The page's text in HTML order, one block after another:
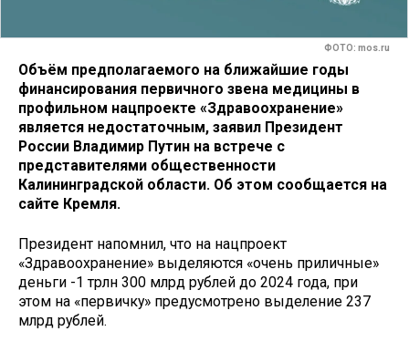
ФОТО: mos.ru
Объём предполагаемого на ближайшие годы
финансирования первичного звена медицины в
профильном нацпроекте «Здравоохранение»
является недостаточным, заявил Президент
России Владимир Путин на встрече с
представителями общественности
Калининградской области. Об этом сообщается на
сайте Кремля.
Президент напомнил, что на нацпроект
«Здравоохранение» выделяются «очень приличные»
деньги -1 трлн 300 млрд рублей до 2024 года, при
этом на «первичку» предусмотрено выделение 237
млрд рублей.